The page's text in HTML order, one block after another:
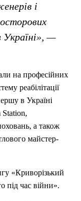
і
Україні», —
на професійних
реабілітації
в Україні
а також
майстер-
«Криворізький
під час війни».